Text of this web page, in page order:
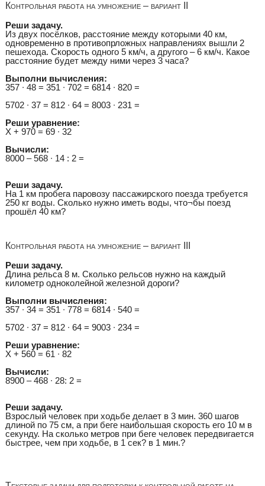
Контрольная работа на умножение – вариант II
Реши задачу.
Из двух посёлков, расстояние между которыми 40 км,
одновременно в противопрложных направлениях вышли 2
пешехода. Скорость одного 5 км/ч, а другого – 6 км/ч. Какое
расстояние будет между ними через 3 часа?
Выполни вычисления:
357 ∙ 48 = 351 ∙ 702 = 6814 ∙ 820 =
5702 ∙ 37 = 812 ∙ 64 = 8003 ∙ 231 =
Реши уравнение:
Х + 970 = 69 ∙ 32
Вычисли:
8000 – 568 ∙ 14 : 2 =
Реши задачу.
На 1 км пробега паровозу пассажирского поезда требуется
250 кг воды. Сколько нужно иметь воды, что¬бы поезд
прошёл 40 км?
Контрольная работа на умножение – вариант III
Реши задачу.
Длина рельса 8 м. Сколько рельсов нужно на каждый
километр одноколейной железной дороги?
Выполни вычисления:
357 ∙ 34 = 351 ∙ 778 = 6814 ∙ 540 =
5702 ∙ 37 = 812 ∙ 64 = 9003 ∙ 234 =
Реши уравнение:
Х + 560 = 61 ∙ 82
Вычисли:
8900 – 468 ∙ 28: 2 =
Реши задачу.
Взрослый человек при ходьбе делает в 3 мин. 360 шагов
длиной по 75 см, а при беге наибольшая скорость его 10 м в
секунду. На сколько метров при беге человек передвигается
быстрее, чем при ходьбе, в 1 сек? в 1 мин.?